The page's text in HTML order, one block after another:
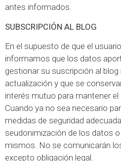
antes informados.
SUBSCRIPCIÓN AL BLOG
En el supuesto de que el
informamos que los datos
gestionar su suscripción al
actualización y que se
interés mutuo para mantener el
Cuando ya no sea necesario
medidas de seguridad
seudonimización de los datos
mismos. No se comunicarán
excepto obligación legal.